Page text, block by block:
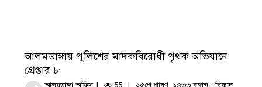
আলমডাঙ্গায় পুলিশের মাদকবিরোধী পৃথক অভিযানে
গ্রেপ্তার ৮
আলমডাঙ্গা অফিস 55 ২৫শে শ্রাবণ, ১৪৩৩ বঙ্গাব্দ · বিকাল